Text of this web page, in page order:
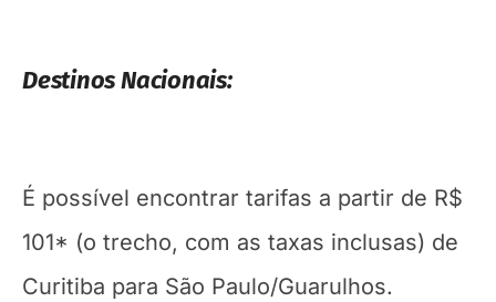
Destinos Nacionais:
É possível encontrar tarifas a partir de R$
101* (o trecho, com as taxas inclusas) de
Curitiba para São Paulo/Guarulhos.